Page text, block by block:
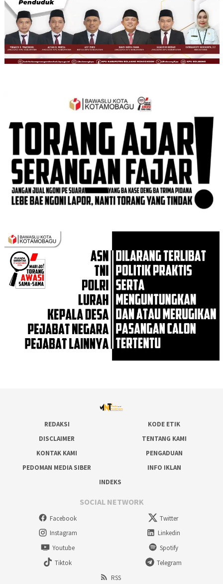
REDAKSI
KODE ETIK
DISCLAIMER
TENTANG KAMI
KONTAK KAMI
PENGADUAN
PEDOMAN MEDIA SIBER
INFO IKLAN
INDEKS
SOCIAL NETWORK
Facebook
Twitter
Instagram
Linkedin
Youtube
Spotify
Tiktok
Telegram
RSS